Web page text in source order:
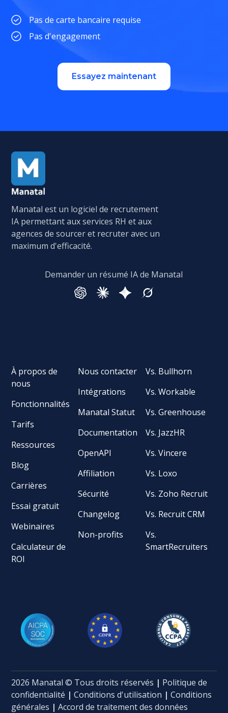
Pas de carte bancaire requise
Pas d'engagement
Essayez maintenant
Manatal est un logiciel de recrutement
IA permettant aux services RH et aux
agences de sourcer et recruter avec un
maximum d'efficacité.
Demander un résumé IA de Manatal
À propos de
nous
Fonctionnalités
Tarifs
Ressources
Blog
Carrières
Essai gratuit
Webinaires
Calculateur de
ROI
Nous contacter
Intégrations
Manatal Statut
Documentation
OpenAPI
Affiliation
Sécurité
Changelog
Non-profits
Vs. Bullhorn
Vs. Workable
Vs. Greenhouse
Vs. JazzHR
Vs. Vincere
Vs. Loxo
Vs. Zoho Recruit
Vs. Recruit CRM
Vs.
SmartRecruiters
2026 Manatal © Tous droits réservés | Politique de
confidentialité |Conditions d'utilisation | Conditions
générales | Accord de traitement des données